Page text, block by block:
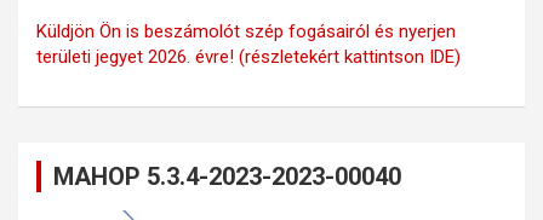
Küldjön Ön is beszámolót szép fogásairól és nyerjen
területi jegyet 2026. évre! (részletekért kattintson IDE)
MAHOP 5.3.4-2023-2023-00040